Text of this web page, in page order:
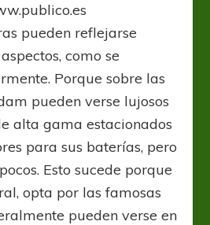
pueden reflejarse
como se
Porque sobre las
pueden verse lujosos
alta gama estacionados
para sus baterías, pero
Esto sucede porque
opta por las famosas
pueden verse en